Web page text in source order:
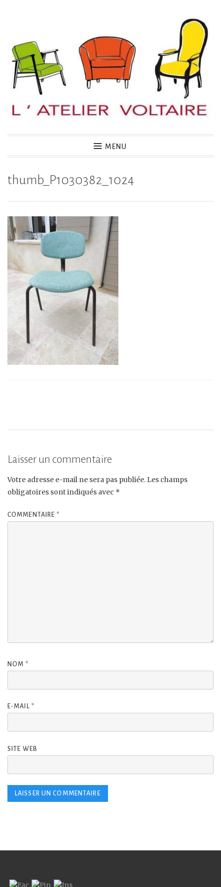
contenu
principal
MENU
thumb_P1030382_1024
Laisser un commentaire
Votre adresse e-mail ne sera pas publiée. Les champs
obligatoires sont indiqués avec *
COMMENTAIRE *
NOM *
E-MAIL *
SITE WEB